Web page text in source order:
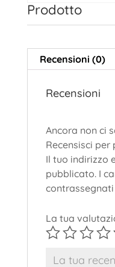
Prodotto
Recensioni (0)
Recensioni
Ancora non ci
Recensisci per
Il tuo indirizzo
pubblicato. I
contrassegnati
La tua